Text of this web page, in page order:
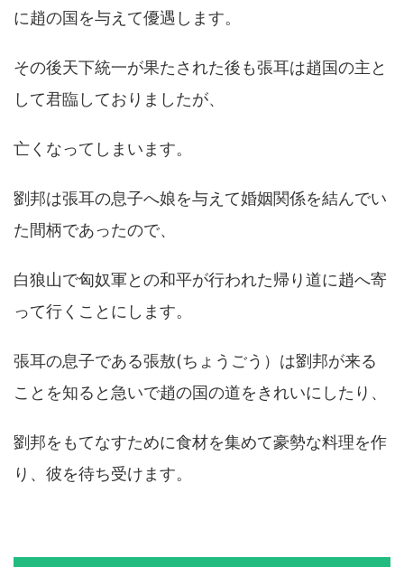
に趙の国を与えて優遇します。
その後天下統一が果たされた後も張耳は趙国の主と
して君臨しておりましたが、
亡くなってしまいます。
劉邦は張耳の息子へ娘を与えて婚姻関係を結んでい
た間柄であったので、
白狼山で匈奴軍との和平が行われた帰り道に趙へ寄
って行くことにします。
張耳の息子である張敖(ちょうごう）は劉邦が来る
ことを知ると急いで趙の国の道をきれいにしたり、
劉邦をもてなすために食材を集めて豪勢な料理を作
り、彼を待ち受けます。